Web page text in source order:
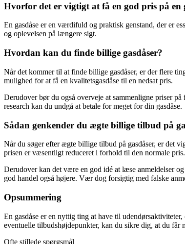
Hvorfor det er vigtigt at få en god pris på en
En gasdåse er en værdifuld og praktisk genstand, der er
og oplevelsen på længere sigt.
Hvordan kan du finde billige gasdåser?
Når det kommer til at finde billige gasdåser, er der flere
mulighed for at få en kvalitetsgasdåse til en nedsat pris.
Derudover bør du også overveje at sammenligne priser
research kan du undgå at betale for meget for din gasdåse.
Sådan genkender du ægte billige tilbud på
Når du søger efter ægte billige tilbud på gasdåser, er det
prisen er væsentligt reduceret i forhold til den normale
Derudover kan det være en god idé at læse anmeldelser
god handel også højere. Vær dog forsigtig med falske
Opsummering
En gasdåse er en nyttig ting at have til
eventuelle tilbudshøjdepunkter, kan du sikre dig, at du får
Ofte stillede spørgsmål